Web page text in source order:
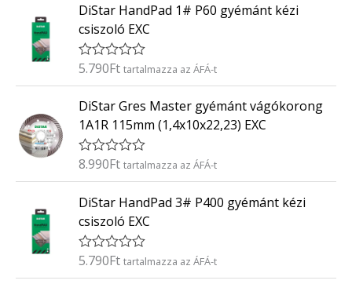
/
5
é
e
l
é
s
:
/
5
DiStar HandPad 1# P60 gyémánt kézi
csiszoló EXC
É
é
k
e
l
s
:
/
5
5.790Ft tartalmazza az ÁFÁ-t
DiStar Gres Master gyémánt vágókorong
1A1R 115mm (1,4x10x22,23) EXC
É
é
e
l
é
s
:
8.990Ft tartalmazza az ÁFÁ-t
DiStar HandPad 3# P400 gyémánt kézi
csiszoló EXC
É
5.790Ft tartalmazza az ÁFÁ-t